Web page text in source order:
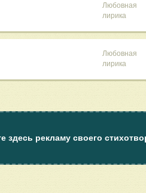
Любовная
лирика
Любовная
лирика
здесь рекламу своего